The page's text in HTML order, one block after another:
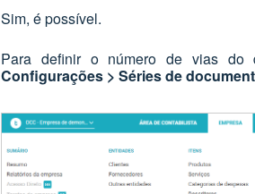
Sim, é possível.
Para definir o número de vias do
Configurações > Séries de